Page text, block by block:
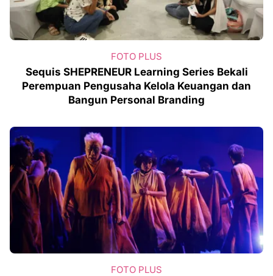
FOTO PLUS
Sequis SHEPRENEUR Learning Series Bekali
Perempuan Pengusaha Kelola Keuangan dan
Bangun Personal Branding
FOTO PLUS